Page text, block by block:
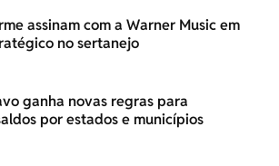
assinam com a Warner Music em
no sertanejo
ganha novas regras para
por estados e municípios